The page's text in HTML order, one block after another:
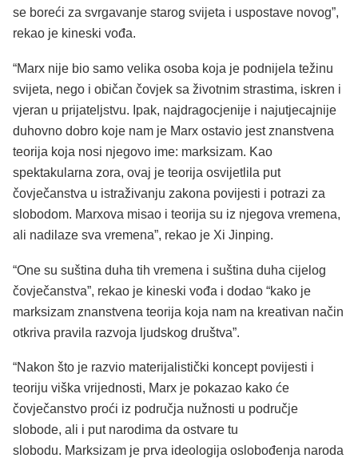
se boreći za svrgavanje starog svijeta i uspostave novog”,
rekao je kineski vođa.
“Marx nije bio samo velika osoba koja je podnijela težinu
svijeta, nego i običan čovjek sa životnim strastima, iskren i
vjeran u prijateljstvu. Ipak, najdragocjenije i najutjecajnije
duhovno dobro koje nam je Marx ostavio jest znanstvena
teorija koja nosi njegovo ime: marksizam. Kao
spektakularna zora, ovaj je teorija osvijetlila put
čovječanstva u istraživanju zakona povijesti i potrazi za
slobodom. Marxova misao i teorija su iz njegova vremena,
ali nadilaze sva vremena”, rekao je Xi Jinping.
“One su suština duha tih vremena i suština duha cijelog
čovječanstva”, rekao je kineski vođa i dodao “kako je
marksizam znanstvena teorija koja nam na kreativan način
otkriva pravila razvoja ljudskog društva”.
“Nakon što je razvio materijalistički koncept povijesti i
teoriju viška vrijednosti, Marx je pokazao kako će
čovječanstvo proći iz područja nužnosti u područje
slobode, ali i put narodima da ostvare tu
slobodu. Marksizam je prva ideologija oslobođenja naroda